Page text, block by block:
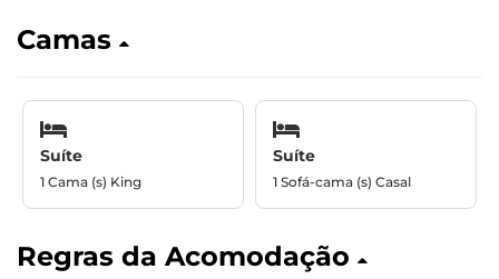
Camas
Suíte
1 Cama (s) King
Suíte
1 Sofá-cama (s) Casal
Regras da Acomodação